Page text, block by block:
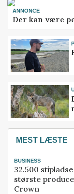
ANNONCE
Der kan være
MEST LÆSTE
BUSINESS
32.500
største
Crown